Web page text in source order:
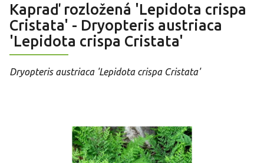
Kapraď rozložená 'Lepidota crispa
Cristata' - Dryopteris austriaca
'Lepidota crispa Cristata'
Dryopteris austriaca 'Lepidota crispa Cristata'